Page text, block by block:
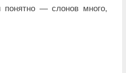
понятно — слонов много,